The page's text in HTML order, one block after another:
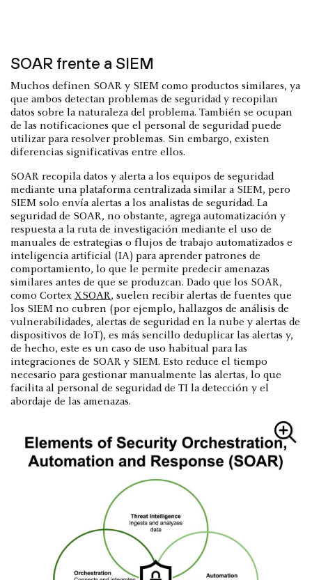
SOAR frente a SIEM
Muchos definen SOAR y SIEM como productos similares, ya
que ambos detectan problemas de seguridad y recopilan
datos sobre la naturaleza del problema. También se ocupan
de las notificaciones que el personal de seguridad puede
utilizar para resolver problemas. Sin embargo, existen
diferencias significativas entre ellos.
SOAR recopila datos y alerta a los equipos de seguridad
mediante una plataforma centralizada similar a SIEM, pero
SIEM solo envía alertas a los analistas de seguridad. La
seguridad de SOAR, no obstante, agrega automatización y
respuesta a la ruta de investigación mediante el uso de
manuales de estrategias o flujos de trabajo automatizados e
inteligencia artificial (IA) para aprender patrones de
comportamiento, lo que le permite predecir amenazas
similares antes de que se produzcan. Dado que los SOAR,
como Cortex XSOAR, suelen recibir alertas de fuentes que
los SIEM no cubren (por ejemplo, hallazgos de análisis de
vulnerabilidades, alertas de seguridad en la nube y alertas de
dispositivos de IoT), es más sencillo deduplicar las alertas y,
de hecho, este es un caso de uso habitual para las
integraciones de SOAR y SIEM. Esto reduce el tiempo
necesario para gestionar manualmente las alertas, lo que
facilita al personal de seguridad de TI la detección y el
abordaje de las amenazas.